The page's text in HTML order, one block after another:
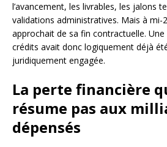
l’avancement, les livrables, les jalons
validations administratives. Mais à mi-
approchait de sa fin contractuelle.
crédits avait donc logiquement déjà
juridiquement engagée.
La perte financière
résume pas aux
dépensés